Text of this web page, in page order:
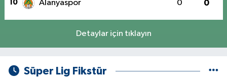
10 Alanyaspor 0 0
Detaylar için tıklayın
Süper Lig Fikstür